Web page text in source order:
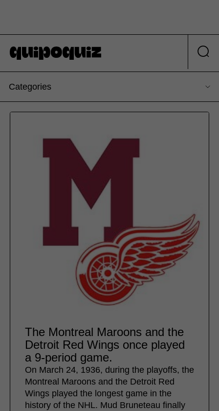
Categories
The Montreal Maroons and the
Detroit Red Wings once played
a 9-period game.
On March 24, 1936, during the playoffs, the
Montreal Maroons and the Detroit Red
Wings played the longest game in the
history of the NHL. Mud Bruneteau finally